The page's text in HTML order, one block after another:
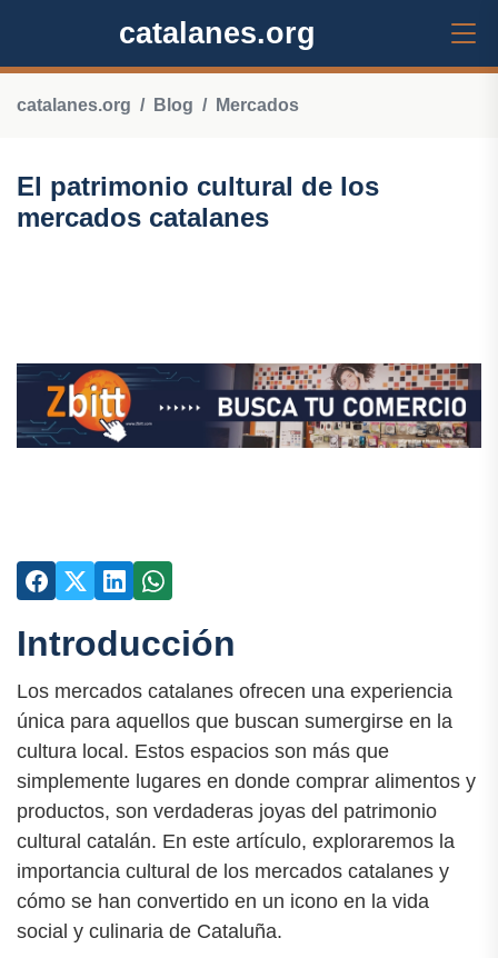
catalanes.org
catalanes.org Blog Mercados
El patrimonio cultural de los
mercados catalanes
Introducción
Los mercados catalanes ofrecen una experiencia
única para aquellos que buscan sumergirse en la
cultura local. Estos espacios son más que
simplemente lugares en donde comprar alimentos y
productos, son verdaderas joyas del patrimonio
cultural catalán. En este artículo, exploraremos la
importancia cultural de los mercados catalanes y
cómo se han convertido en un icono en la vida
social y culinaria de Cataluña.